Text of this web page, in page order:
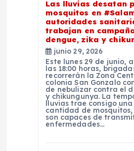
Las lluvias desatan
mosquitos en
autoridades
trabajan en
dengue, zika y
junio 29, 2026
Este lunes 29 de junio,
las 18:00 horas,
recorrerán la Zona
colonia San Gonzalo
de nebulizar contra el
y chikungunya. La
lluvias trae consigo
cantidad de mosquitos,
son capaces de
enfermedades…